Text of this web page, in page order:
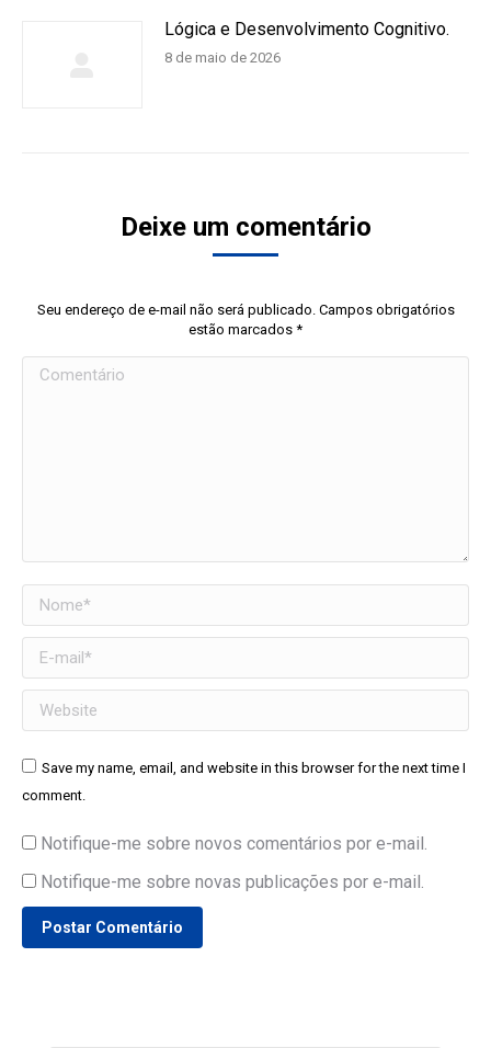
Lógica e Desenvolvimento Cognitivo.
8 de maio de 2026
Deixe um comentário
Seu endereço de e-mail não será publicado. Campos obrigatórios
estão marcados *
Comentário
Nome *
E-mail *
Website
Save my name, email, and website in this browser for the next time I
comment.
Notifique-me sobre novos comentários por e-mail.
Notifique-me sobre novas publicações por e-mail.
Postar Comentário